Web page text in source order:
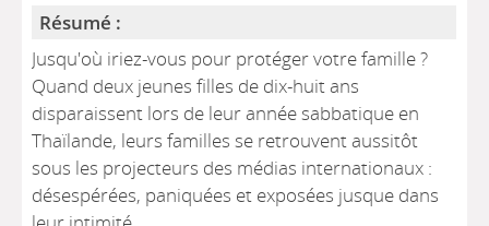
Résumé :
Jusqu'où iriez-vous pour protéger votre famille ?
Quand deux jeunes filles de dix-huit ans
disparaissent lors de leur année sabbatique en
Thaïlande, leurs familles se retrouvent aussitôt
sous les projecteurs des médias internationaux :
désespérées, paniquées et exposées jusque dans